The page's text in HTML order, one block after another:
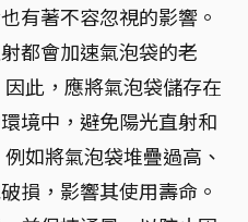
有著不容忽視的影響。
都會加速氣泡袋的老
此，應將氣泡袋儲存在
境中，避免陽光直射和
如將氣泡袋堆疊過高、
損，影響其使用壽命。